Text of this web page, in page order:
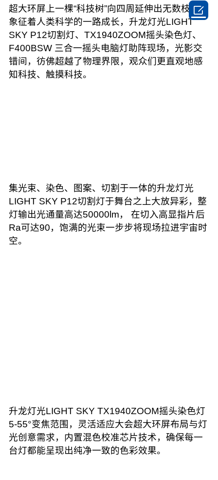
超大环屏上一棵“科技树”向四周延伸出无数枝桠，
象征着人类科学的一路成长，升龙灯光LIGHT
SKY P12切割灯、TX1940ZOOM摇头染色灯、
F400BSW 三合一摇头电脑灯助阵现场，光影交
错间，彷佛超越了物理界限，观众们更直观地感
知科技、触摸科技。
集光束、染色、图案、切割于一体的升龙灯光
LIGHT SKY P12切割灯于舞台之上大放异彩，整
灯输出光通量高达50000lm， 在切入高显指片后
Ra可达90，饱满的光束一步步将现场拉进宇宙时
空。
升龙灯光LIGHT SKY TX1940ZOOM摇头染色灯
5-55°变焦范围，灵活适应大会超大环屏布局与灯
光创意需求，内置混色校准芯片技术，确保每一
台灯都能呈现出纯净一致的色彩效果。
